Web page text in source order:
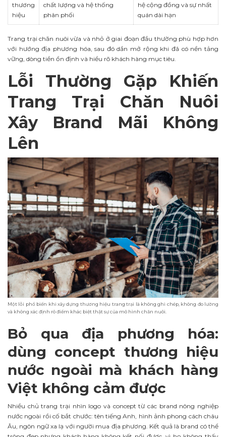
thương
hiệu
chất lượng và hệ thống
phân phối
hệ cộng đồng và sự nhất
quán dài hạn
Trang trại chăn nuôi vừa và nhỏ ở giai đoạn đầu thường phù hợp hơn
với hướng địa phương hóa, sau đó dần mở rộng khi đã có nền tảng
vững, dòng tiền ổn định và hiểu rõ khách hàng mục tiêu.
Lỗi Thường Gặp Khiến
Trang Trại Chăn Nuôi
Xây Brand Mãi Không
Lên
Một lỗi phổ biến khi xây dựng thương hiệu trang trại là không ghi chép, không đo lường
và không xác định rõ điểm khác biệt thật sự của mô hình chăn nuôi.
Bỏ qua địa phương hóa:
dùng concept thương hiệu
nước ngoài mà khách hàng
Việt không cảm được
Nhiều chủ trang trại nhìn logo và concept từ các brand nông nghiệp
nước ngoài rồi cố bắt chước: tên tiếng Anh, hình ảnh phong cách châu
Âu, ngôn ngữ xa lạ với người mua địa phương. Kết quả là brand có thể